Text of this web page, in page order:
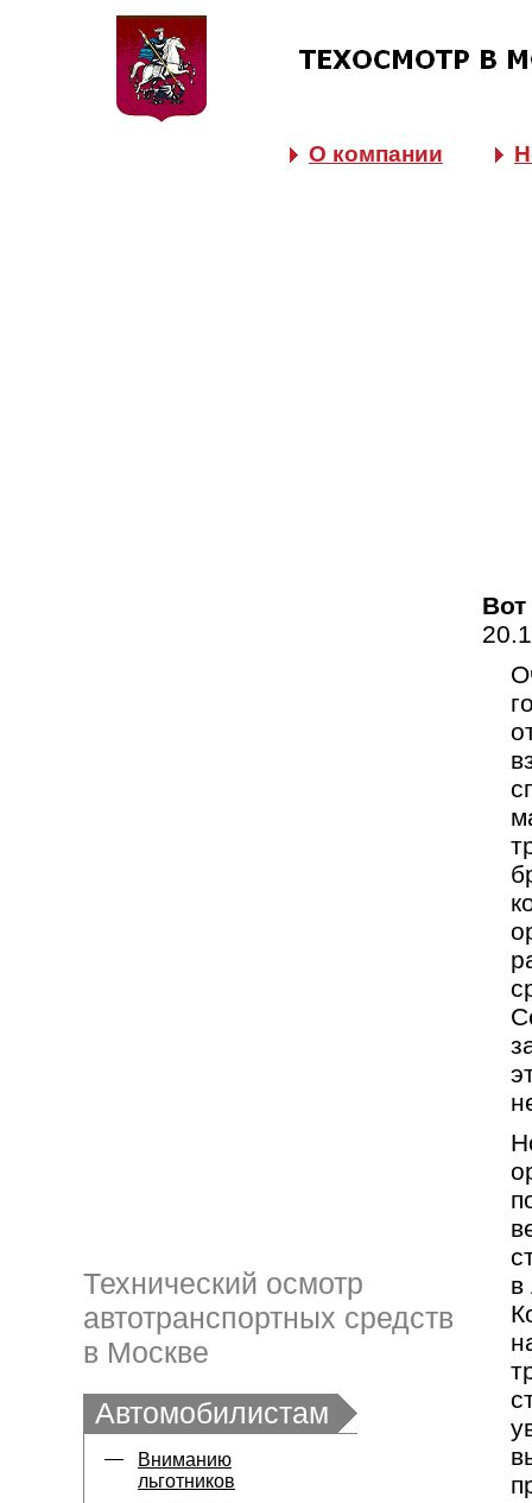
О компании
Технический осмотр
автотранспортных средств
в Москве
Автомобилистам
Вниманию
льготников
Вот
в